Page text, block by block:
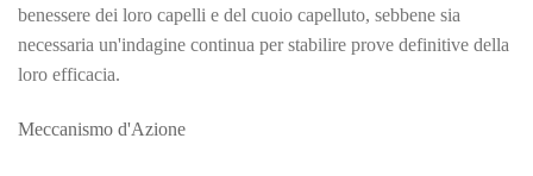
benessere dei loro capelli e del cuoio capelluto, sebbene sia
necessaria un'indagine continua per stabilire prove definitive della
loro efficacia.
Meccanismo d'Azione